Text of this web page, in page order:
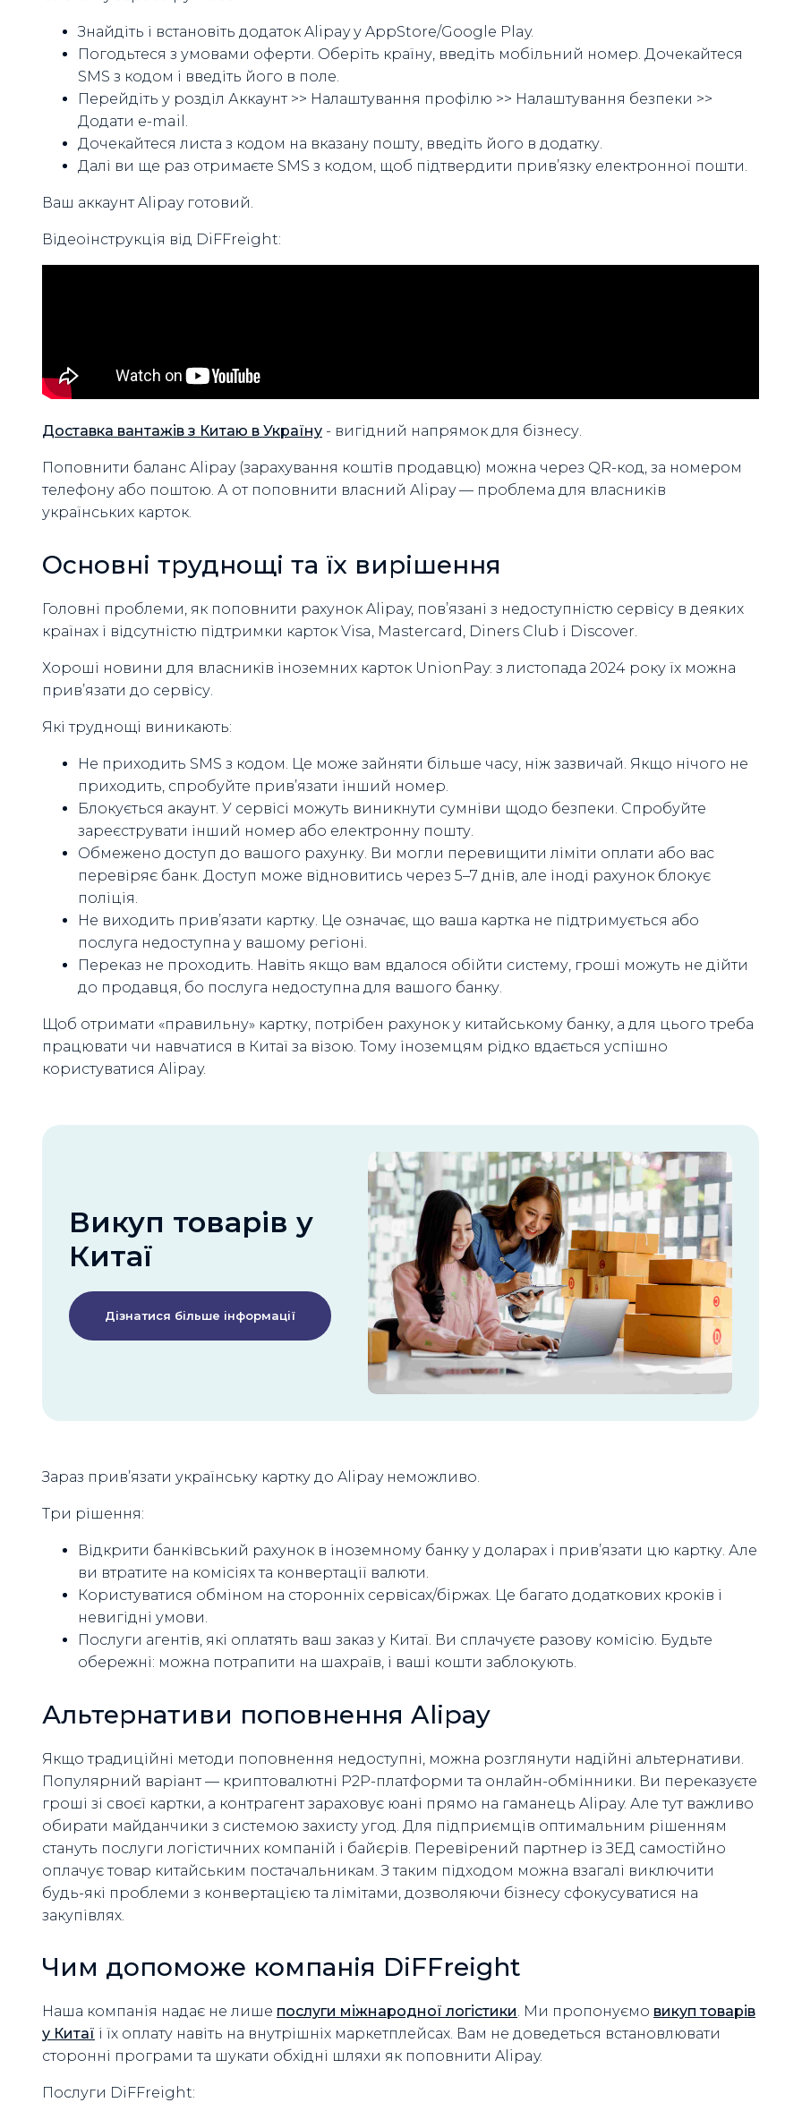
Знайдіть і встановіть додаток Alipay у AppStore/Google Play.
Погодьтеся з умовами оферти. Оберіть країну, введіть мобільний номер. Дочекайтеся
SMS з кодом і введіть його в поле.
Перейдіть у розділ Аккаунт >> Налаштування профілю >> Налаштування безпеки >>
Додати e-mail.
Дочекайтеся листа з кодом на вказану пошту, введіть його в додатку.
Далі ви ще раз отримаєте SMS з кодом, щоб підтвердити прив’язку електронної пошти.
Ваш аккаунт Alipay готовий.
Відеоінструкція від DiFFreight:
Доставка вантажів з Китаю в Україну - вигідний напрямок для бізнесу.
Поповнити баланс Alipay (зарахування коштів продавцю) можна через QR-код, за номером
телефону або поштою. А от поповнити власний Alipay — проблема для власників
українських карток.
Основні труднощі та їх вирішення
Головні проблеми, як поповнити рахунок Alipay, пов’язані з недоступністю сервісу в деяких
країнах і відсутністю підтримки карток Visa, Mastercard, Diners Club і Discover.
Хороші новини для власників іноземних карток UnionPay: з листопада 2024 року їх можна
прив’язати до сервісу.
Які труднощі виникають:
Не приходить SMS з кодом. Це може зайняти більше часу, ніж зазвичай. Якщо нічого не
приходить, спробуйте прив’язати інший номер.
Блокується акаунт. У сервісі можуть виникнути сумніви щодо безпеки. Спробуйте
зареєструвати інший номер або електронну пошту.
Обмежено доступ до вашого рахунку. Ви могли перевищити ліміти оплати або вас
перевіряє банк. Доступ може відновитись через 5–7 днів, але іноді рахунок блокує
поліція.
Не виходить прив’язати картку. Це означає, що ваша картка не підтримується або
послуга недоступна у вашому регіоні.
Переказ не проходить. Навіть якщо вам вдалося обійти систему, гроші можуть не дійти
до продавця, бо послуга недоступна для вашого банку.
Щоб отримати «правильну» картку, потрібен рахунок у китайському банку, а для цього треба
працювати чи навчатися в Китаї за візою. Тому іноземцям рідко вдається успішно
користуватися Alipay.
Викуп товарів у
Китаї
Дізнатися більше інформації
Зараз прив’язати українську картку до Alipay неможливо.
Три рішення:
Відкрити банківський рахунок в іноземному банку у доларах і прив’язати цю картку. Але
ви втратите на комісіях та конвертації валюти.
Користуватися обміном на сторонніх сервісах/біржах. Це багато додаткових кроків і
невигідні умови.
Послуги агентів, які оплатять ваш заказ у Китаї. Ви сплачуєте разову комісію. Будьте
обережні: можна потрапити на шахраїв, і ваші кошти заблокують.
Альтернативи поповнення Alipay
Якщо традиційні методи поповнення недоступні, можна розглянути надійні альтернативи.
Популярний варіант — криптовалютні P2P-платформи та онлайн-обмінники. Ви переказуєте
гроші зі своєї картки, а контрагент зараховує юані прямо на гаманець Alipay. Але тут важливо
обирати майданчики з системою захисту угод. Для підприємців оптимальним рішенням
стануть послуги логістичних компаній і байєрів. Перевірений партнер із ЗЕД самостійно
оплачує товар китайським постачальникам. З таким підходом можна взагалі виключити
будь-які проблеми з конвертацією та лімітами, дозволяючи бізнесу сфокусуватися на
закупівлях.
Чим допоможе компанія DiFFreight
Наша компанія надає не лише послуги міжнародної логістики. Ми пропонуємо викуп товарів
у Китаї і їх оплату навіть на внутрішніх маркетплейсах. Вам не доведеться встановлювати
сторонні програми та шукати обхідні шляхи як поповнити Alipay.
Послуги DiFFreight: